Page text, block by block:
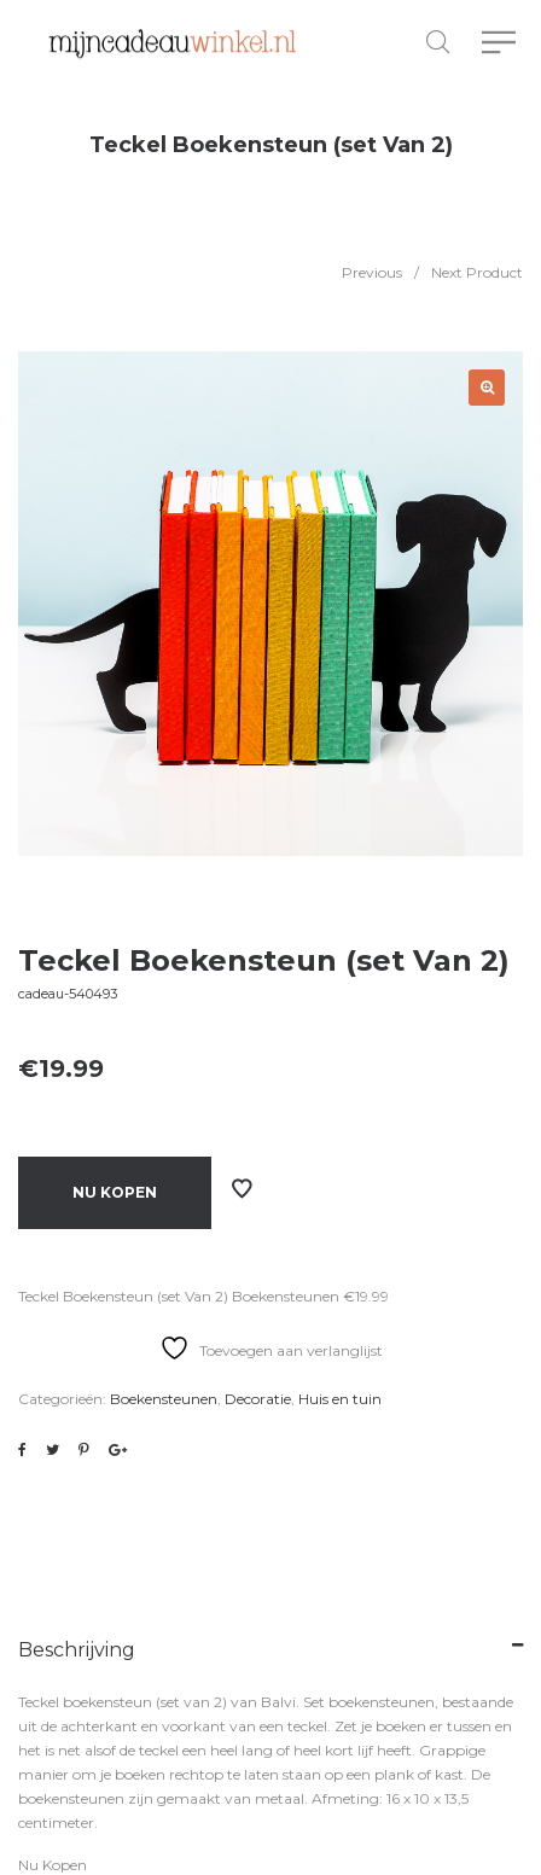
Teckel Boekensteun (set Van 2)
Previous / Next Product
Teckel Boekensteun (set Van 2)
cadeau-540493
€19.99
NU KOPEN
Teckel Boekensteun (set Van 2) Boekensteunen €19.99
Toevoegen aan verlanglijst
Categorieën: Boekensteunen, Decoratie, Huis en tuin
Beschrijving
Teckel boekensteun (set van 2) van Balvi. Set boekensteunen, bestaande
uit de achterkant en voorkant van een teckel. Zet je boeken er tussen en
het is net alsof de teckel een heel lang of heel kort lijf heeft. Grappige
manier om je boeken rechtop te laten staan op een plank of kast. De
boekensteunen zijn gemaakt van metaal. Afmeting: 16 x 10 x 13,5
centimeter.
Nu Kopen